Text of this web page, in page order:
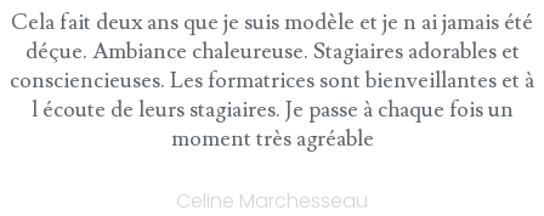
et je n ai jamais été
Stagiaires adorables et
sont bienveillantes et à
à chaque fois un
Enfin une école Nail Art
directrice et des formatrices
la bonne humeur et la
reviendrai avec plaisir.
enseignements. Je
établissement de qualité,